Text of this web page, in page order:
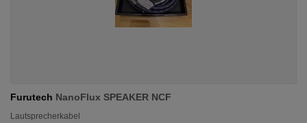
Furutech NanoFlux SPEAKER NCF
Lautsprecherkabel